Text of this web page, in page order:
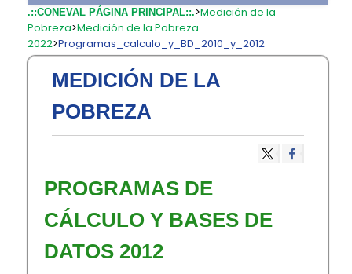
.::CONEVAL PÁGINA PRINCIPAL::.>Medición de la
Pobreza>Medición de la Pobreza
2022>Programas_calculo_y_BD_2010_y_2012
MEDICIÓN DE LA
POBREZA
PROGRAMAS DE
CÁLCULO Y BASES DE
DATOS 2012